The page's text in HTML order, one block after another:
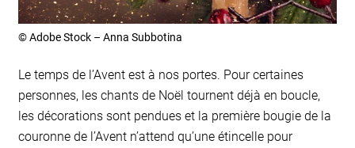
© Adobe Stock – Anna Subbotina
Le temps de l’Avent est à nos portes. Pour certaines
personnes, les chants de Noël tournent déjà en boucle,
les décorations sont pendues et la première bougie de la
couronne de l’Avent n’attend qu’une étincelle pour